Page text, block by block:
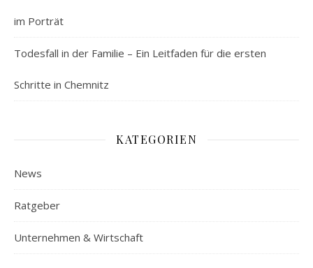
im Porträt
Todesfall in der Familie – Ein Leitfaden für die ersten
Schritte in Chemnitz
KATEGORIEN
News
Ratgeber
Unternehmen & Wirtschaft